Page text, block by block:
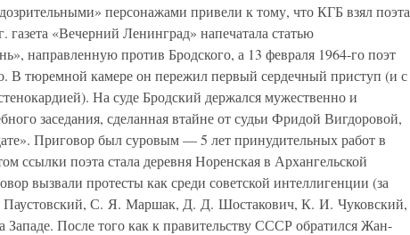
персонажами привели к тому, что КГБ взял поэта
газета «Вечерний Ленинград» напечатала статью
направленную против Бродского, а 13 февраля 1964-го поэт
В тюремной камере он пережил первый сердечный приступ (и с
На суде Бродский держался мужественно и
заседания, сделанная втайне от судьи Фридой Вигдоровой,
Приговор был суровым — 5 лет принудительных работ в
ссылки поэта стала деревня Норенская в Архангельской
вызвали протесты как среди советской интеллигенции (за
Паустовский, С. Я. Маршак, Д. Д. Шостакович, К. И. Чуковский,
После того как к правительству СССР обратился Жан-